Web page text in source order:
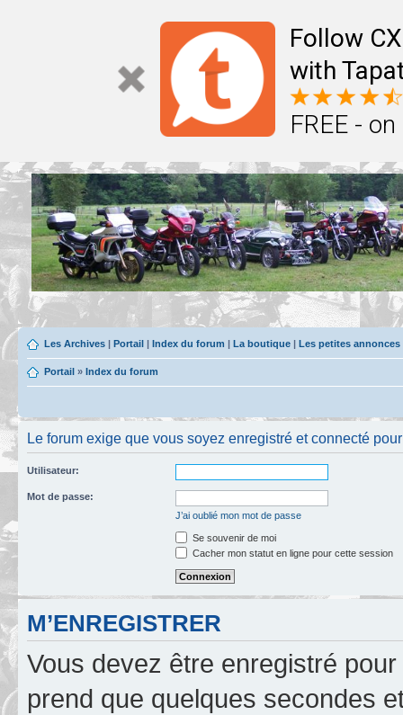
Follow
with
FREE -
Les Archives | Portail | Index du forum | La boutique | Les petites
Portail » Index du forum
Le forum exige que vous soyez enregistré et connecté
Utilisateur:
Mot de passe:
J’ai oublié mon mot de passe
Se souvenir de moi
Cacher mon statut en ligne pour cette session
M’ENREGISTRER
Vous devez être enregistré
prend que quelques secondes